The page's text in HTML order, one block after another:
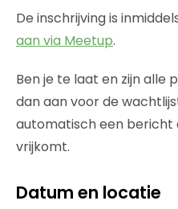
De inschrijving is
aan via Meetup.
Ben je te laat en zijn alle
dan aan voor de
automatisch een bericht
vrijkomt.
Datum en locatie